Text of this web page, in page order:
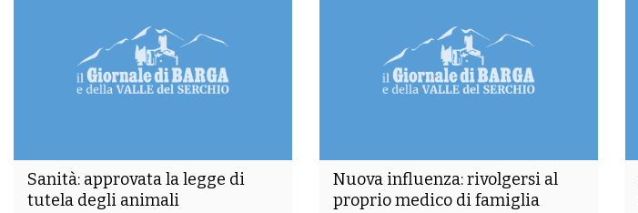
Sanità: approvata la legge di
tutela degli animali
Nuova influenza: rivolgersi al
proprio medico di famiglia